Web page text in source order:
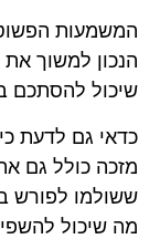
המשמעות
הנכון למשוך
שיכול להסתכם
מזכה כולל גם
מה שיכול